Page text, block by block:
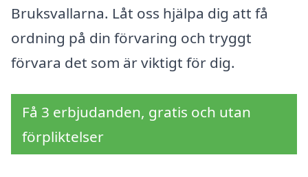
Bruksvallarna. Låt oss hjälpa dig att få
ordning på din förvaring och tryggt
förvara det som är viktigt för dig.
Få 3 erbjudanden, gratis och utan
förpliktelser